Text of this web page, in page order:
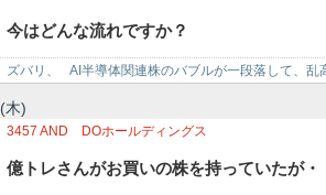
今はどんな流れですか？
ズバリ、 AI半導体関連株のバブルが一段落して、
(木)
3457 AND DOホールディングス
億トレさんがお買いの株を持っていたが・